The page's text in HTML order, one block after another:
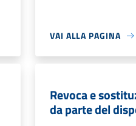
VAI ALLA PAGINA
Revoca e
da parte del